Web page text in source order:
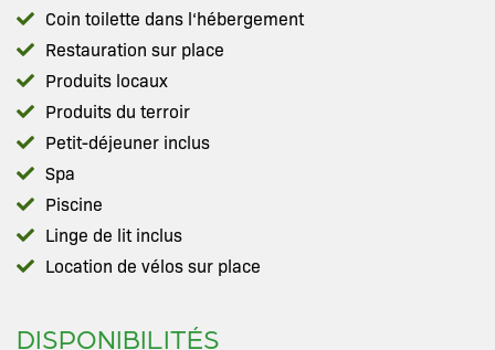
Coin toilette dans l‘hébergement
Restauration sur place
Produits locaux
Produits du terroir
Petit-déjeuner inclus
Spa
Piscine
Linge de lit inclus
Location de vélos sur place
DISPONIBILITÉS